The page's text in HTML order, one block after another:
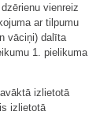
vienreiz
ar tilpumu
vāciņi) dalīta
1. pielikuma
izlietotā
izlietotā